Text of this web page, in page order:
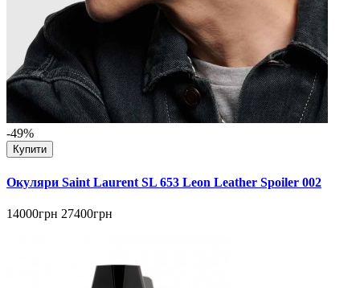
-49%
Купити
Окуляри Saint Laurent SL 653 Leon Leather Spoiler 002
14000грн 27400грн